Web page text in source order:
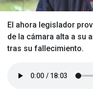
El ahora legislador
de la cámara alta a su
tras su fallecimiento.